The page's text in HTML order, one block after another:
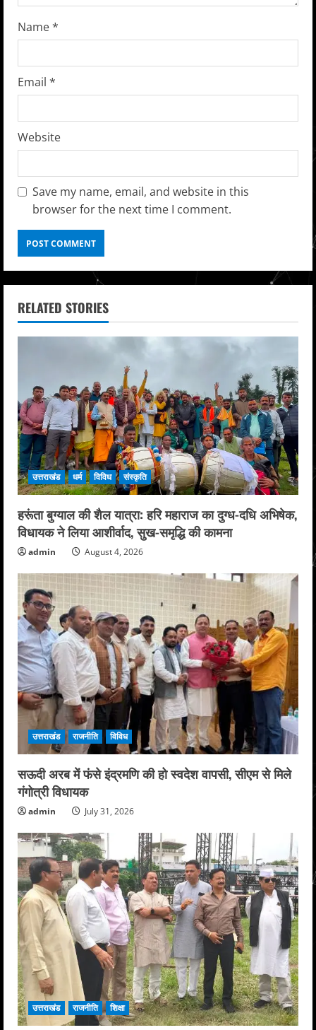
g
Name*
Email *
Website
Save my name, email, and website in this
browser for the next time I comment.
RELATED STORIES
उत्तराखंड धर्म विविध संस्कृति
हरूंता बुग्याल की शैल यात्रा: हरि महाराज का दुग्ध-दधि अभिषेक,
विधायक ने लिया आशीर्वाद, सुख-समृद्धि की कामना
admin August 4, 2026
उत्तराखंड राजनीति विविध
सऊदी अरब में फंसे इंद्रमणि की हो स्वदेश वापसी, सीएम से मिले
गंगोत्री विधायक
admin July 31, 2026
उत्तराखंड राजनीति शिक्षा